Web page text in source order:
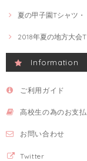
夏の甲子園Tシャツ・
2018年夏の地方大会
Information
ご利用ガイド
高校生の為のお支
お問い合わせ
Twitter